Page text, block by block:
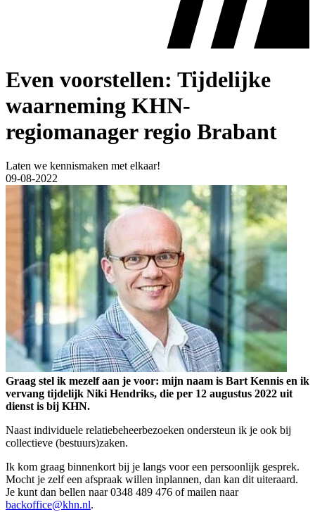
Even voorstellen: Tijdelijke
waarneming KHN-
regiomanager regio Brabant
Laten we kennismaken met elkaar!
09-08-2022
Graag stel ik mezelf aan je voor: mijn naam is Bart Kennis en ik
vervang tijdelijk Niki Hendriks, die per 12 augustus 2022 uit
dienst is bij KHN.
Naast individuele relatiebeheerbezoeken ondersteun ik je ook bij
collectieve (bestuurs)zaken.
Ik kom graag binnenkort bij je langs voor een persoonlijk gesprek.
Mocht je zelf een afspraak willen inplannen, dan kan dit uiteraard.
Je kunt dan bellen naar 0348 489 476 of mailen naar
backoffice@khn.nl.